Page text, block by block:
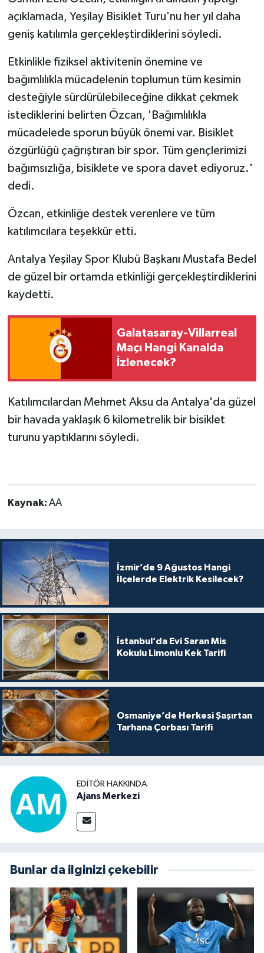
açıklamada, Yeşilay Bisiklet Turu'nu her yıl daha
geniş katılımla gerçekleştirdiklerini söyledi.
Etkinlikle fiziksel aktivitenin önemine ve
bağımlılıkla mücadelenin toplumun tüm kesimin
desteğiyle sürdürülebileceğine dikkat çekmek
istediklerini belirten Özcan, 'Bağımlılıkla
mücadelede sporun büyük önemi var. Bisiklet
özgürlüğü çağrıştıran bir spor. Tüm gençlerimizi
bağımsızlığa, bisiklete ve spora davet ediyoruz.'
dedi.
Özcan, etkinliğe destek verenlere ve tüm
katılımcılara teşekkür etti.
Antalya Yeşilay Spor Klubü Başkanı Mustafa Bedel
de güzel bir ortamda etkinliği gerçekleştirdiklerini
kaydetti.
Galatasaray-Villarreal
Maçı Hangi Kanalda
İzlenecek?
Katılımcılardan Mehmet Aksu da Antalya'da güzel
bir havada yaklaşık 6 kilometrelik bir bisiklet
turunu yaptıklarını söyledi.
Kaynak: AA
İzmir’de 9 Ağustos Hangi
İlçelerde Elektrik Kesilecek?
İstanbul’da Evi Saran Mis
Kokulu Limonlu Kek Tarifi
Osmaniye’de Herkesi Şaşırtan
Tarhana Çorbası Tarifi
EDITÖR HAKKINDA
Ajans Merkezi
Bunlar da ilginizi çekebilir